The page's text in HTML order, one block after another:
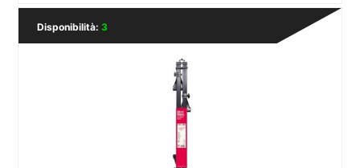
Disponibilità: 3